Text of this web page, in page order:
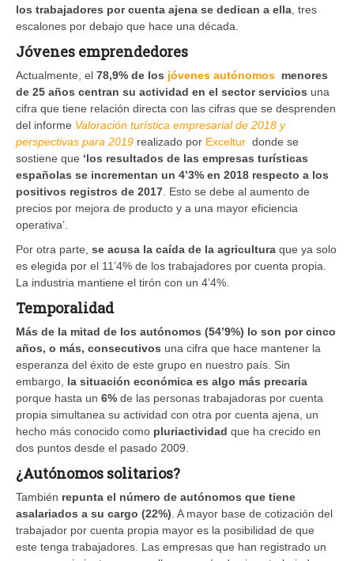
los trabajadores por cuenta ajena se dedican a ella , tres
escalones por debajo que hace una década.
Jóvenes emprendedores
Actualmente, el 78,9% de los jóvenes autónomos menores
de 25 años centran su actividad en el sector servicios una
cifra que tiene relación directa con las cifras que se desprenden
del informe Valoración turística empresarial de 2018 y
perspectivas para 2019 realizado por Exceltur donde se
sostiene que ‘los resultados de las empresas turísticas
españolas se incrementan un 4’3% en 2018 respecto a los
positivos registros de 2017 . Esto se debe al aumento de
precios por mejora de producto y a una mayor eficiencia
operativa’.
Por otra parte, se acusa la caída de la agricultura que ya solo
es elegida por el 11’4% de los trabajadores por cuenta propia.
La industria mantiene el tirón con un 4’4%.
Temporalidad
Más de la mitad de los autónomos (54’9%) lo son por cinco
años, o más, consecutivos una cifra que hace mantener la
esperanza del éxito de este grupo en nuestro país. Sin
embargo, la situación económica es algo más precaria
porque hasta un 6% de las personas trabajadoras por cuenta
propia simultanea su actividad con otra por cuenta ajena, un
hecho más conocido como pluriactividad que ha crecido en
dos puntos desde el pasado 2009.
¿Autónomos solitarios?
También repunta el número de autónomos que tiene
asalariados a su cargo (22%) . A mayor base de cotización del
trabajador por cuenta propia mayor es la posibilidad de que
este tenga trabajadores. Las empresas que han registrado un